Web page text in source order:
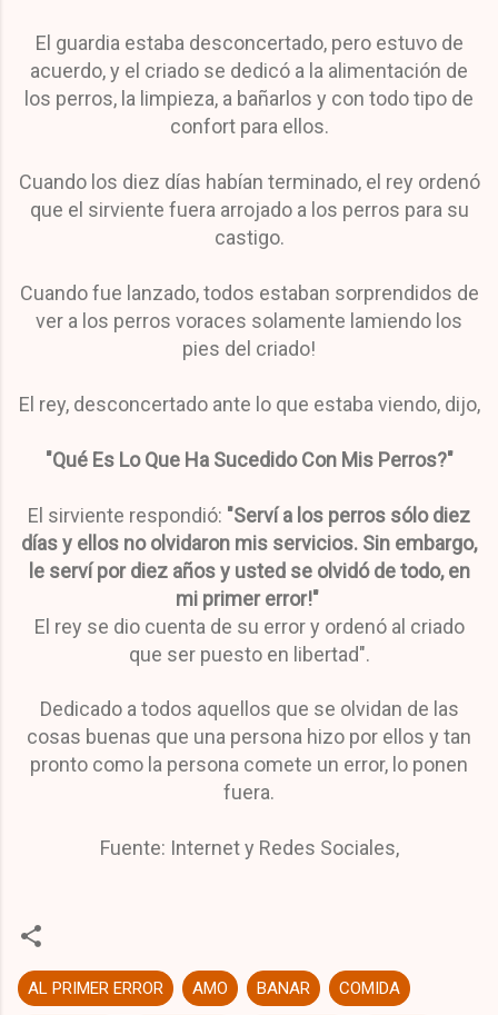
El guardia estaba desconcertado, pero estuvo de
acuerdo, y el criado se dedicó a la alimentación de
los perros, la limpieza, a bañarlos y con todo tipo de
confort para ellos.
Cuando los diez días habían terminado, el rey ordenó
que el sirviente fuera arrojado a los perros para su
castigo.
Cuando fue lanzado, todos estaban sorprendidos de
ver a los perros voraces solamente lamiendo los
pies del criado!
El rey, desconcertado ante lo que estaba viendo, dijo,
"Qué Es Lo Que Ha Sucedido Con Mis Perros?"
El sirviente respondió: "Serví a los perros sólo diez
días y ellos no olvidaron mis servicios. Sin embargo,
le serví por diez años y usted se olvidó de todo, en
mi primer error!"
El rey se dio cuenta de su error y ordenó al criado
que ser puesto en libertad".
Dedicado a todos aquellos que se olvidan de las
cosas buenas que una persona hizo por ellos y tan
pronto como la persona comete un error, lo ponen
fuera.
Fuente: Internet y Redes Sociales,
AL PRIMER ERROR AMO BANAR COMIDA